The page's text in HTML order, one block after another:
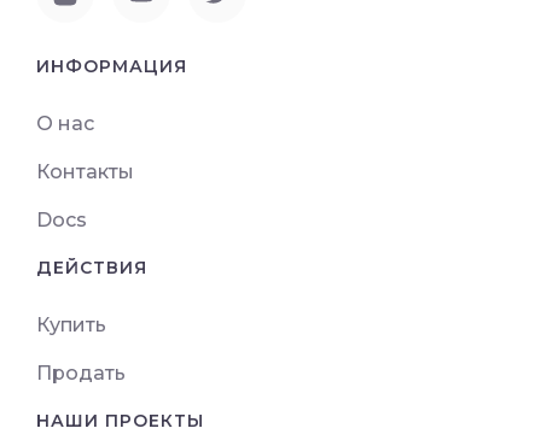
ИНФОРМАЦИЯ
О нас
Контакты
Docs
ДЕЙСТВИЯ
Купить
Продать
НАШИ ПРОЕКТЫ